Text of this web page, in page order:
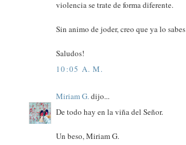
violencia se trate de forma diferente.
Sin animo de joder, creo que ya lo sabes
Saludos!
10:05 A. M.
Miriam G.dijo...
De todo hay en la viña del Señor.
Un beso, Miriam G.